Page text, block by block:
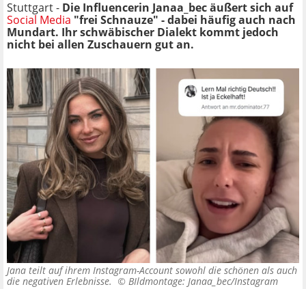
Stuttgart - Die Influencerin Janaa_bec äußert sich auf
Social Media "frei Schnauze" - dabei häufig auch nach
Mundart. Ihr schwäbischer Dialekt kommt jedoch
nicht bei allen Zuschauern gut an.
Jana teilt auf ihrem Instagram-Account sowohl die schönen als auch
die negativen Erlebnisse. © BIldmontage: Janaa_bec/Instagram